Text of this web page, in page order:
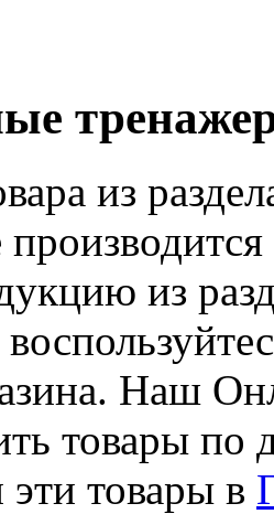
из
из
Наш
товары
товары в